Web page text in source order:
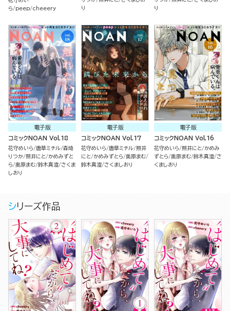
ら
peep cheeery
り
り
電子版
コミックNOAN Vol.18
花守めいら 唐草ミチル 森埼
りつか 照井にと
かめみずと
ら 奥原まむ 鈴木真澄 さくま
しおり
電子版
コミックNOAN Vol.17
花守めいら 唐草ミチル 照井
にと
かめみずとら 奥原まむ
鈴木真澄 さくましおり
電子版
コミックNOAN Vol.16
花守めいら 照井にと
かめみ
ずとら 奥原まむ 鈴木真澄 さ
くましおり
シリーズ作品